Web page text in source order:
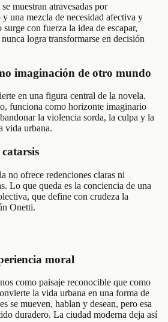
muestran atravesadas por
una mezcla de necesidad afectiva y
con fuerza la idea de escapar,
logra transformarse en decisión
imaginación de otro mundo
en una figura central de la novela.
funciona como horizonte imaginario
la violencia sorda, la culpa y la
vida urbana.
no ofrece redenciones claras ni
Lo que queda es la conciencia de una
que define con crudeza la
Onetti.
moral
como paisaje reconocible que como
la vida urbana en una forma de
se mueven, hablan y desean, pero esa
duradero. La ciudad moderna deja así